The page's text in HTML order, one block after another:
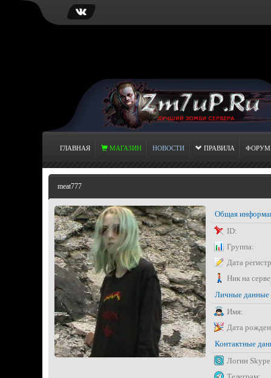
ГЛАВНАЯ МАГАЗИН НОВОСТИ ПРАВИЛА ФОРУМ
meat777
Общая
ID:
Группа:
Дата
Ник на
Личные данные
Имя:
Дата
Контактные
Логин